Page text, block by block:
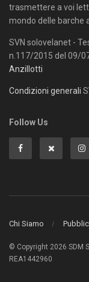
trasmettere a voi
mondo delle barche
SVN solovelanet -
n.117/2015 del 09/
Anzillotti
Condizioni generali
Follow Us
Chi Siamo
© Copyright 2026 SDM
REA1442960